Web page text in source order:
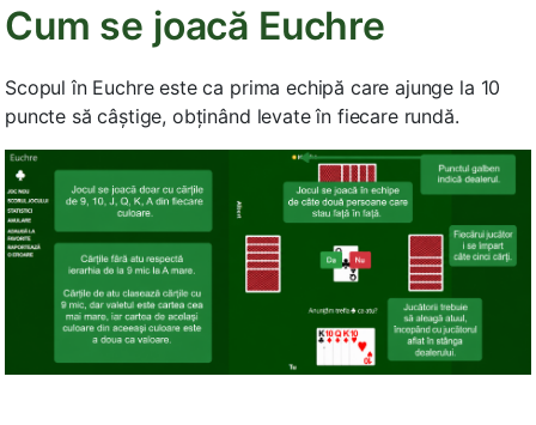
Cum se joacă Euchre
Scopul în Euchre este ca prima echipă care ajunge la 10
puncte să câștige, obținând levate în fiecare rundă.